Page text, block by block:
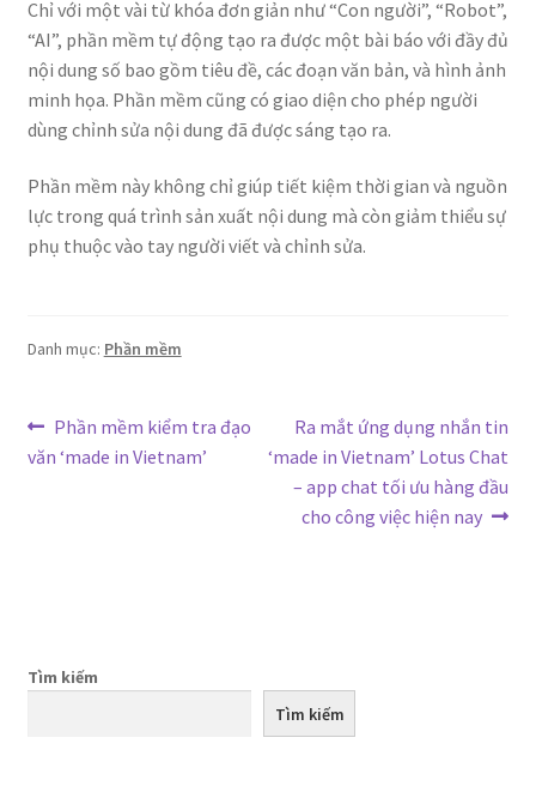
Chỉ với một vài từ khóa đơn giản như “Con người”, “Robot”,
“AI”, phần mềm tự động tạo ra được một bài báo với đầy đủ
nội dung số bao gồm tiêu đề, các đoạn văn bản, và hình ảnh
minh họa. Phần mềm cũng có giao diện cho phép người
dùng chỉnh sửa nội dung đã được sáng tạo ra.
Phần mềm này không chỉ giúp tiết kiệm thời gian và nguồn
lực trong quá trình sản xuất nội dung mà còn giảm thiểu sự
phụ thuộc vào tay người viết và chỉnh sửa.
Danh mục: Phần mềm
Điều
hướng
Bài
trước:
Phần mềm kiểm tra đạo
văn ‘made in Vietnam’
Bài
tiếp
theo:
Ra mắt ứng dụng nhắn tin
‘made in Vietnam’ Lotus Chat
– app chat tối ưu hàng đầu
cho công việc hiện nay
Tìm kiếm
Tìm kiếm